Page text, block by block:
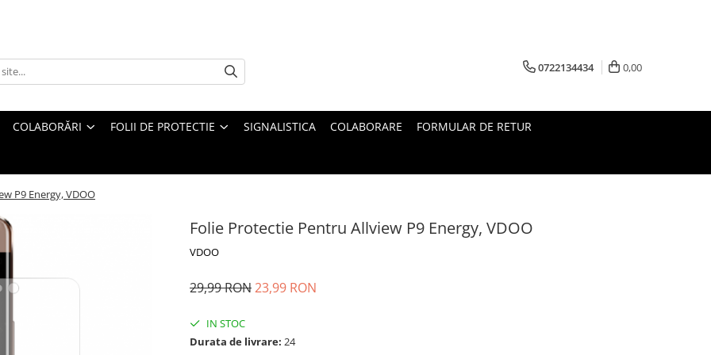
0722134434 0,00
COLABORĂRI FOLII DE PROTECTIE SIGNALISTICA COLABORARE FORMULAR DE RETUR
P9 Energy, VDOO
Folie Protectie Pentru Allview P9 Energy, VDOO
VDOO
29,99 RON23,99 RON
IN STOC
Durata de livrare: 24